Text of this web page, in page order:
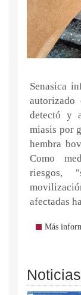
Senasica
autorizado
detectó y
miasis por
hembra
Como
riesgos,
afectadas
Más